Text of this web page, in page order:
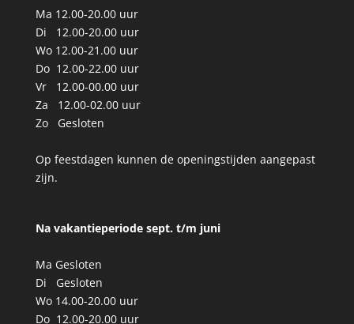
Ma 12.00-20.00 uur
Di 12.00-20.00 uur
Wo 12.00-21.00 uur
Do 12.00-22.00 uur
Vr 12.00-00.00 uur
Za 12.00-02.00 uur
Zo Gesloten
Op feestdagen kunnen de openingstijden aangepast
zijn.
Na vakantieperiode sept. t/m juni
Ma Gesloten
Di Gesloten
Wo 14.00-20.00 uur
Do 12.00-20.00 uur